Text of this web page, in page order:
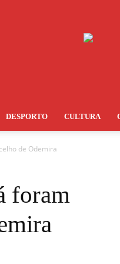
DESPORTO CULTURA
de Odemira
foram